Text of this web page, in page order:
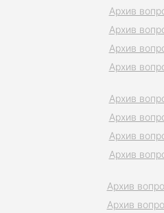
Архив
Архив
Архив
Архив
Архив
Архив
Архив
Архив
Архив
Архив